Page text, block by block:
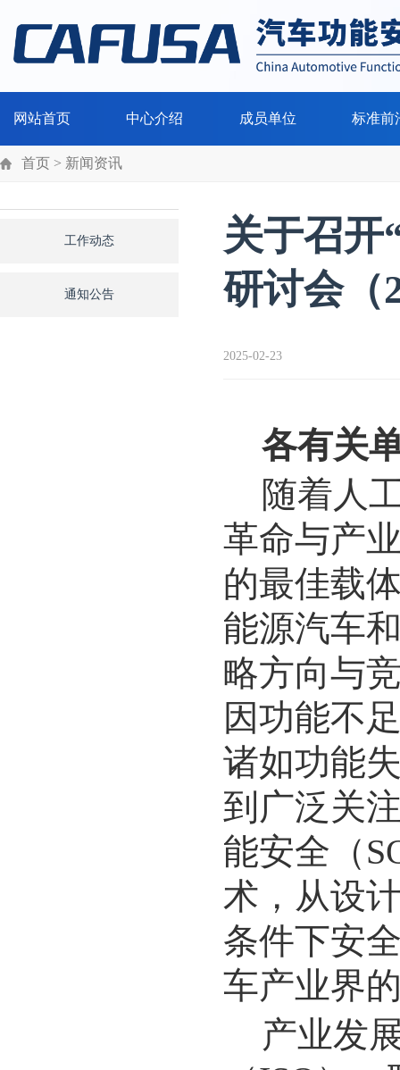
网站首页 中心介绍 成员单位 标准前
首页 > 新闻资讯
工作动态
通知公告
关于召开
研讨会（
2025-02-23
各有关
随着人
革命与产
的最佳载
能源汽车
略方向与
因功能不
诸如功能
到广泛关
能安全（
术，从设
条件下安
车产业界
产业发